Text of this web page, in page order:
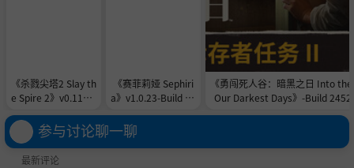
《杀戮尖塔2 Slay th
e Spire 2》v0.110.1
3更新|官中免安装-
简中|付旧版合集5.6
GB
《赛菲莉娅 Sephiri
a》v1.0.23-Build 24
简中1.1GB
《勇闯死人谷：暗黑之日 Into
Our Darkest Days》-Build
参与讨论聊一聊
最新评论